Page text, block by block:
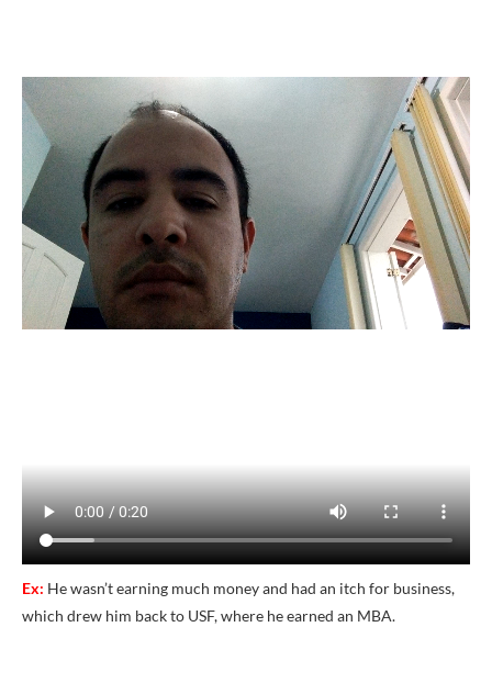
Ex: He wasn’t earning much money and had an itch for business,
which drew him back to USF, where he earned an MBA.